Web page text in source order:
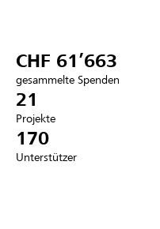
Anmelden
Registrieren
CHF 61’663
gesammelte Spenden
21
Projekte
170
Unterstützer